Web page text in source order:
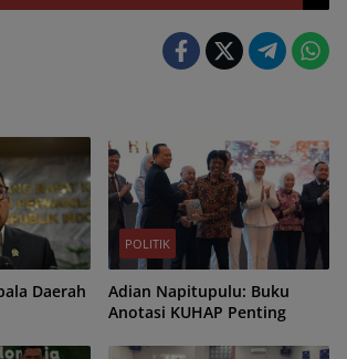
Daerah
POLITIK
Adian Napitupulu: Buku
Anotasi KUHAP Penting